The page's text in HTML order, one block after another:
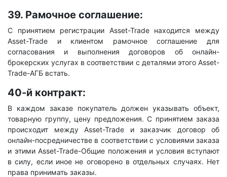
39. Рамочное соглашение:
С принятием регистрации Asset-Trade находится между
Asset-Trade и клиентом рамочное соглашение для
согласования и выполнения договоров об онлайн-
брокерских услугах в соответствии с деталями этого Asset-
Trade-АГБ встать.
40-й контракт:
В каждом заказе покупатель должен указывать объект,
товарную группу, цену предложения. С принятием заказа
происходит между Asset-Trade и заказчик договор об
онлайн-посредничестве в соответствии с условиями заказа
и этими Asset-Trade-Общие положения и условия вступают
в силу, если иное не оговорено в отдельных случаях. Нет
права принимать заказы.